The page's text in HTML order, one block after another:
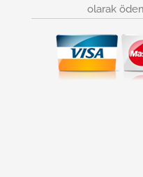
olarak